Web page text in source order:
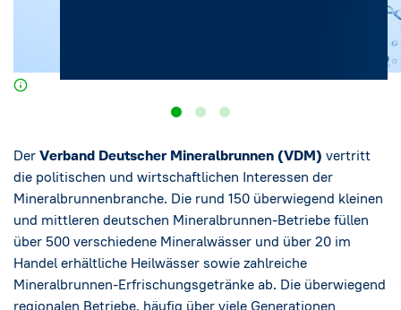
Cookie-Einstellungen
Der Verband Deutscher Mineralbrunnen (VDM) vertritt
die politischen und wirtschaftlichen Interessen der
Mineralbrunnenbranche. Die rund 150 überwiegend kleinen
und mittleren deutschen Mineralbrunnen-Betriebe füllen
über 500 verschiedene Mineralwässer und über 20 im
Handel erhältliche Heilwässer sowie zahlreiche
Mineralbrunnen-Erfrischungsgetränke ab. Die überwiegend
regionalen Betriebe, häufig über viele Generationen